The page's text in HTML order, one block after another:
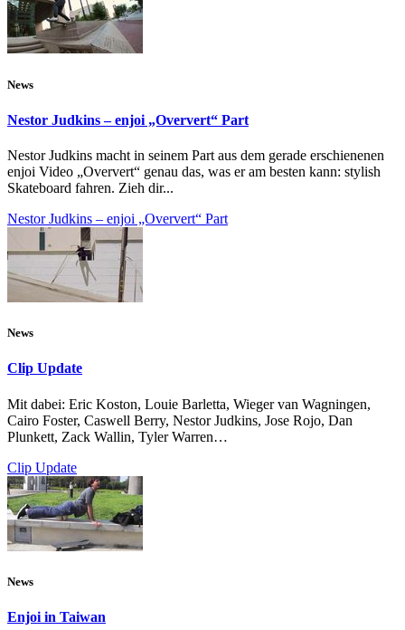
News
Nestor Judkins – enjoi „Oververt“ Part
Nestor Judkins macht in seinem Part aus dem gerade erschienenen
enjoi Video „Oververt“ genau das, was er am besten kann: stylish
Skateboard fahren. Zieh dir...
Nestor Judkins – enjoi „Oververt“ Part
News
Clip Update
Mit dabei: Eric Koston, Louie Barletta, Wieger van Wagningen,
Cairo Foster, Caswell Berry, Nestor Judkins, Jose Rojo, Dan
Plunkett, Zack Wallin, Tyler Warren…
Clip Update
News
Enjoi in Taiwan